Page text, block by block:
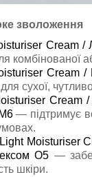
зволоження
Cream /
комбінованої
Cream
сухої,
Cream
— підтримує
Moisturiser
O5 —
шкіри.